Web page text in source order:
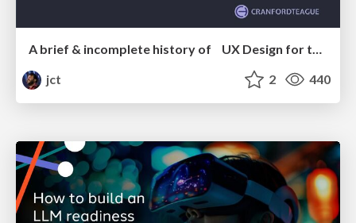
A brief & incomplete history of UX Design for the World Wide Web: 1989–2019
jct
2 440